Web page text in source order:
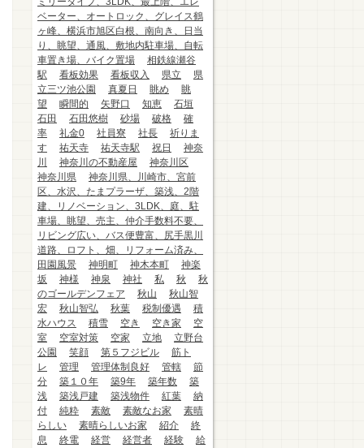
ベーター、オートロック、グレイス鶴
ヶ峰、横浜市旭区白根、南向き、日当
り、眺望、通風、敷地内駐車場、自転
車置き場、バイク置場
相鉄線瀬谷
駅
看板効果 看板収入 県立
県
立三ツ池公園
真夏日 眺め
眺
望
瞬間的 矢野口 知恵
石垣
石田
石田悠樹 砂場 破格
確
率
礼金0 社員寮 社長
祈りま
す
祐天寺 祐天寺駅 祝日
神奈
川
神奈川の不動産屋
神奈川区
神奈川県
神奈川県、川崎市、宮前
区、水沢、たまプラーザ、築浅、2階
建、リノベーション、3LDK、庭、駐
車場、眺望、売主、仲介手数料不要、
リビング広い、バス便豊富、尻手黒川
道路、ロフト、畑、リフォーム済み、
田園風景
神明町 神木本町
神楽
坂
神様 神泉 神社 私 秋
秋
のゴールデンフェア
秋山
秋山智
宏
秋山智弘 秋葉 税制優遇
積
水ハウス
積雪 空き 空き家
空
室
空室対策 空家 立地
立野台
公園
笑顔 第５フジビル
筋ト
レ
管理 管理体制良好 管轄
節
分
築１０年 築9年 築年数
築
浅
築浅戸建 築浅物件 紅葉
納
付
純粋 素敵 素敵なお家
素晴
らしい
素晴らしいお家 紹介
終
息
終電 経営 経営者 経験
給